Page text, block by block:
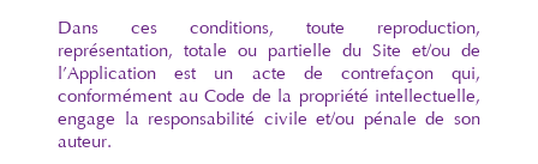
Dans ces conditions, toute reproduction,
représentation, totale ou partielle du Site et/ou de
l’Application est un acte de contrefaçon qui,
conformément au Code de la propriété intellectuelle,
engage la responsabilité civile et/ou pénale de son
auteur.